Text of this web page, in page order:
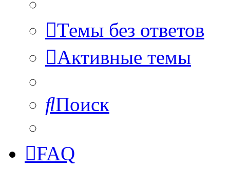
Темы без ответов
Активные темы
Поиск
FAQ